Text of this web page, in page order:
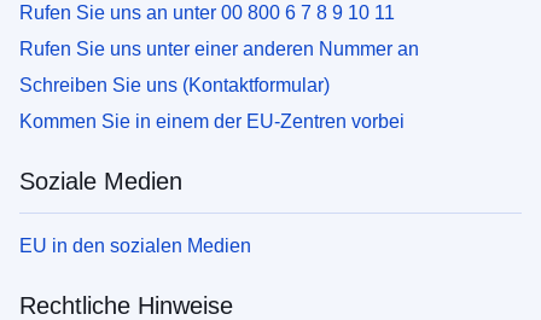
Rufen Sie uns an unter 00 800 6 7 8 9 10 11
Rufen Sie uns unter einer anderen Nummer an
Schreiben Sie uns (Kontaktformular)
Kommen Sie in einem der EU-Zentren vorbei
Soziale Medien
EU in den sozialen Medien
Rechtliche Hinweise